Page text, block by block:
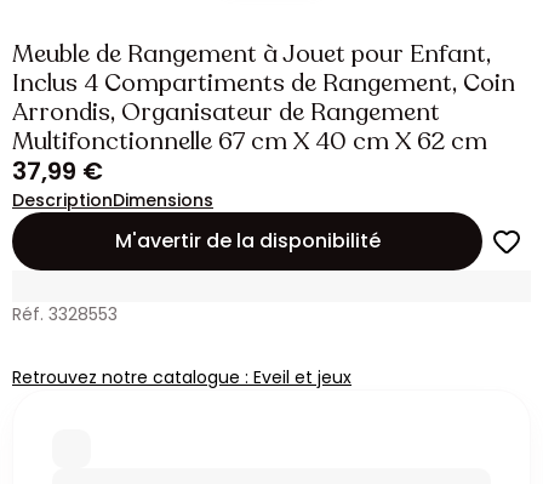
Meuble de Rangement à Jouet pour Enfant,
Inclus 4 Compartiments de Rangement, Coin
Arrondis, Organisateur de Rangement
Multifonctionnelle 67 cm X 40 cm X 62 cm
37,99 €
DescriptionDimensions
M'avertir de la disponibilité
Réf. 3328553
Retrouvez notre catalogue : Eveil et jeux